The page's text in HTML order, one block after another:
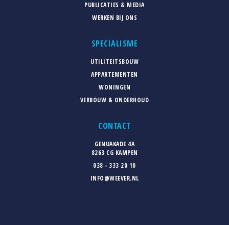
PUBLICATIES & MEDIA
WERKEN BIJ ONS
SPECIALISME
UTILITEITSBOUW
APPARTEMENTEN
WONINGEN
VERBOUW & ONDERHOUD
CONTACT
GENUAKADE 4A
8263 CG KAMPEN
038 - 333 20 10
INFO@WEEVER.NL